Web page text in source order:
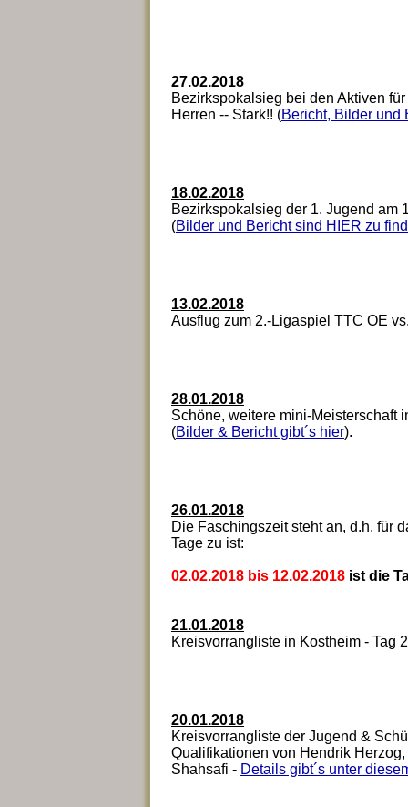
27.02.2018
Bezirkspokalsieg bei den Aktiven
Herren -- Stark!! (Bericht, Bilder und
18.02.2018
Bezirkspokalsieg der 1. Jugend am
(Bilder und Bericht sind HIER zu
13.02.2018
Ausflug zum 2.-Ligaspiel TTC OE
28.01.2018
Schöne, weitere mini-Meisterschaft
(Bilder & Bericht gibt´s hier).
26.01.2018
Die Faschingszeit steht an, d.h. für
Tage zu ist:
02.02.2018 bis 12.02.2018 ist die
21.01.2018
Kreisvorrangliste in Kostheim - Tag
20.01.2018
Kreisvorrangliste der Jugend &
Qualifikationen von Hendrik
Shahsafi - Details gibt´s unter